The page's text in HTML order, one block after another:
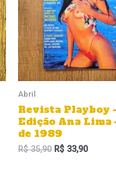
Abril
Revista Playboy
Edição Ana
de 1989
R$35,90 R$ 33,90